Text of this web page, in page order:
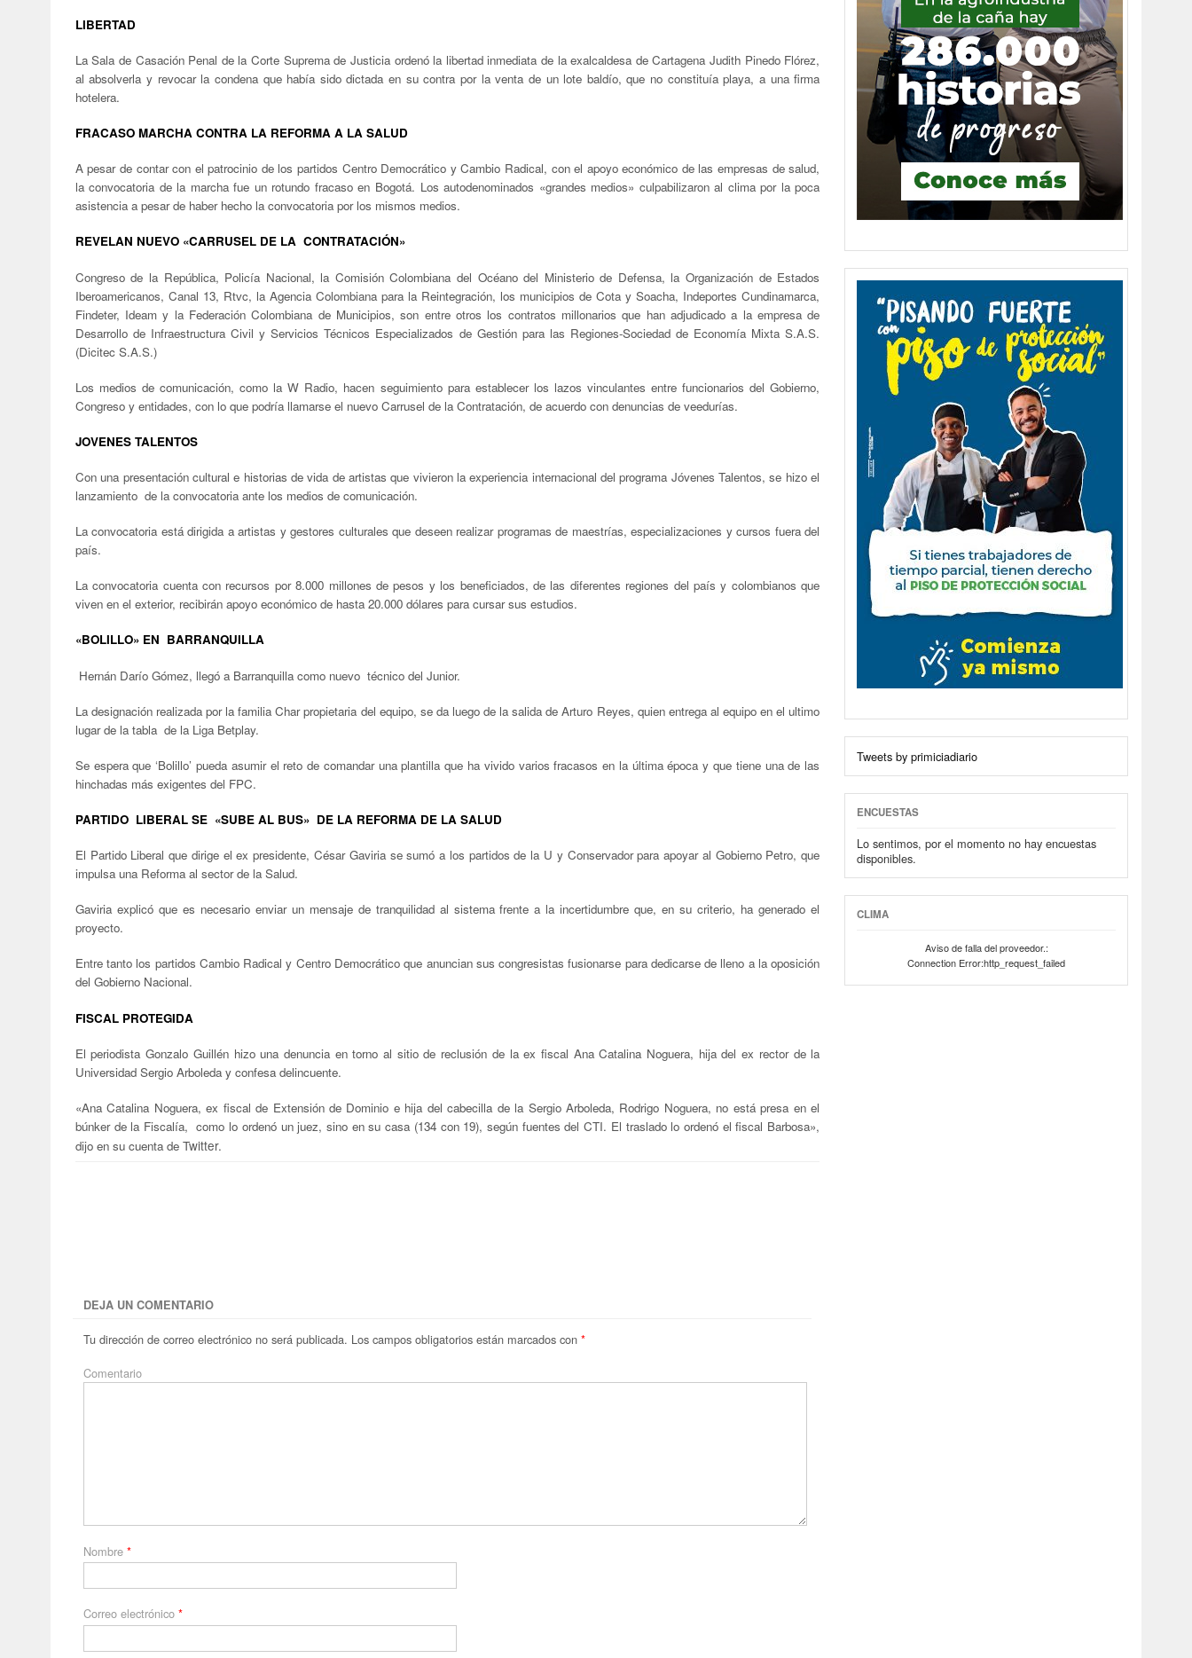
LIBERTAD
La Sala de Casación Penal de la Corte Suprema de Justicia ordenó la libertad inmediata de la exalcaldesa de Cartagena Judith Pinedo Flórez,
al absolverla y revocar la condena que había sido dictada en su contra por la venta de un lote baldío, que no constituía playa, a una firma
hotelera.
FRACASO MARCHA CONTRA LA REFORMA A LA SALUD
A pesar de contar con el patrocinio de los partidos Centro Democrático y Cambio Radical, con el apoyo económico de las empresas de salud,
la convocatoria de la marcha fue un rotundo fracaso en Bogotá. Los autodenominados «grandes medios» culpabilizaron al clima por la poca
asistencia a pesar de haber hecho la convocatoria por los mismos medios.
REVELAN NUEVO «CARRUSEL DE LA CONTRATACIÓN»
Congreso de la República, Policía Nacional, la Comisión Colombiana del Océano del Ministerio de Defensa, la Organización de Estados
Iberoamericanos, Canal 13, Rtvc, la Agencia Colombiana para la Reintegración, los municipios de Cota y Soacha, Indeportes Cundinamarca,
Findeter, Ideam y la Federación Colombiana de Municipios, son entre otros los contratos millonarios que han adjudicado a la empresa de
Desarrollo de Infraestructura Civil y Servicios Técnicos Especializados de Gestión para las Regiones-Sociedad de Economía Mixta S.A.S.
(Dicitec S.A.S.)
Los medios de comunicación, como la W Radio, hacen seguimiento para establecer los lazos vinculantes entre funcionarios del Gobierno,
Congreso y entidades, con lo que podría llamarse el nuevo Carrusel de la Contratación, de acuerdo con denuncias de veedurías.
JOVENES TALENTOS
Con una presentación cultural e historias de vida de artistas que vivieron la experiencia internacional del programa Jóvenes Talentos, se hizo el
lanzamiento de la convocatoria ante los medios de comunicación.
La convocatoria está dirigida a artistas y gestores culturales que deseen realizar programas de maestrías, especializaciones y cursos fuera del
país.
La convocatoria cuenta con recursos por 8.000 millones de pesos y los beneficiados, de las diferentes regiones del país y colombianos que
viven en el exterior, recibirán apoyo económico de hasta 20.000 dólares para cursar sus estudios.
«BOLILLO» EN BARRANQUILLA
Hernán Darío Gómez, llegó a Barranquilla como nuevo técnico del Junior.
La designación realizada por la familia Char propietaria del equipo, se da luego de la salida de Arturo Reyes, quien entrega al equipo en el ultimo
lugar de la tabla de la Liga Betplay.
Se espera que ‘Bolillo’ pueda asumir el reto de comandar una plantilla que ha vivido varios fracasos en la última época y que tiene una de las
hinchadas más exigentes del FPC.
PARTIDO LIBERAL SE «SUBE AL BUS» DE LA REFORMA DE LA SALUD
El Partido Liberal que dirige el ex presidente, César Gaviria se sumó a los partidos de la U y Conservador para apoyar al Gobierno Petro, que
impulsa una Reforma al sector de la Salud.
Gaviria explicó que es necesario enviar un mensaje de tranquilidad al sistema frente a la incertidumbre que, en su criterio, ha generado el
proyecto.
Entre tanto los partidos Cambio Radical y Centro Democrático que anuncian sus congresistas fusionarse para dedicarse de lleno a la oposición
del Gobierno Nacional.
FISCAL PROTEGIDA
El periodista Gonzalo Guillén hizo una denuncia en torno al sitio de reclusión de la ex fiscal Ana Catalina Noguera, hija del ex rector de la
Universidad Sergio Arboleda y confesa delincuente.
«Ana Catalina Noguera, ex fiscal de Extensión de Dominio e hija del cabecilla de la Sergio Arboleda, Rodrigo Noguera, no está presa en el
búnker de la Fiscalía, como lo ordenó un juez, sino en su casa (134 con 19), según fuentes del CTI. El traslado lo ordenó el fiscal Barbosa»,
dijo en su cuenta de Twitter.
DEJA UN COMENTARIO
Tu dirección de correo electrónico no será publicada. Los campos obligatorios están marcados con*
Comentario
Nombre*
Correo electrónico*
Tweets by primiciadiario
ENCUESTAS
Lo sentimos, por el momento no hay encuestas
disponibles.
CLIMA
Aviso de falla del proveedor.:
Connection Error:http_request_failed